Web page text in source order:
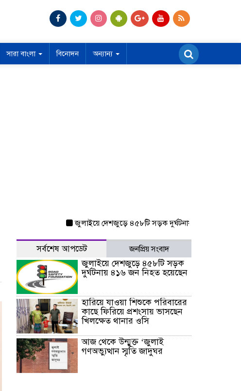
সারা বাংলা বিনোদন অন্যান্য
জুলাইয়ে দেশজুড়ে ৪৫৮টি সড়ক দুর্ঘটনায় ৪১৬ জন নিহত
সর্বশেষ আপডেট জনপ্রিয় সংবাদ
জুলাইয়ে দেশজুড়ে ৪৫৮টি সড়ক
দুর্ঘটনায় ৪১৬ জন নিহত হয়েছেন
হারিয়ে যাওয়া শিশুকে পরিবারের
কাছে ফিরিয়ে প্রশংসায় ভাসছেন
খিলক্ষেত থানার ওসি
আজ থেকে উন্মুক্ত ‘জুলাই
গণঅভ্যুত্থান স্মৃতি জাদুঘর